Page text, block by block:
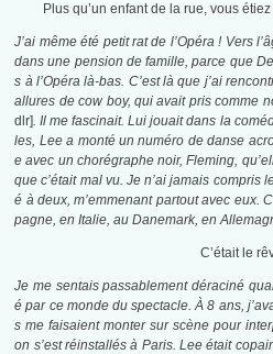
Plus qu’un enfant de la rue, vous
J’ai même été petit rat de l’Opéra ! Vers
dans une pension de famille, parce que
s à l’Opéra là-bas. C’est là que j’ai
allures de cow boy, qui avait pris comme
dlr]. Il me fascinait. Lui jouait dans la
les, Lee a monté un numéro de danse
e avec un chorégraphe noir, Fleming,
que c’était mal vu. Je n’ai jamais compris
é à deux, m’emmenant partout avec eux.
pagne, en Italie, au Danemark, en
C’était le
Je me sentais passablement déraciné
é par ce monde du spectacle. À 8 ans,
s me faisaient monter sur scène pour
on s’est réinstallés à Paris. Lee était